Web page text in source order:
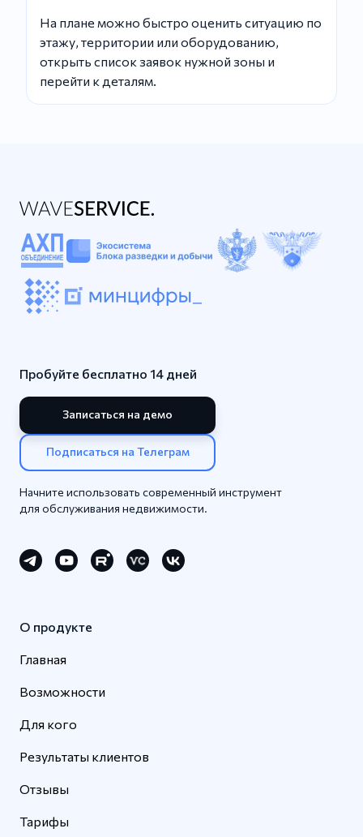
На плане можно быстро оценить ситуацию по
этажу, территории или оборудованию,
открыть список заявок нужной зоны и
перейти к деталям.
Пробуйте бесплатно 14 дней
Записаться на демо
Подписаться на Телеграм
Начните использовать современный инструмент
для обслуживания недвижимости.
О продукте
Главная
Возможности
Для кого
Результаты клиентов
Отзывы
Тарифы